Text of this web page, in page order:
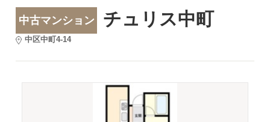
中古マンション チュリス中町
中区中町4-14